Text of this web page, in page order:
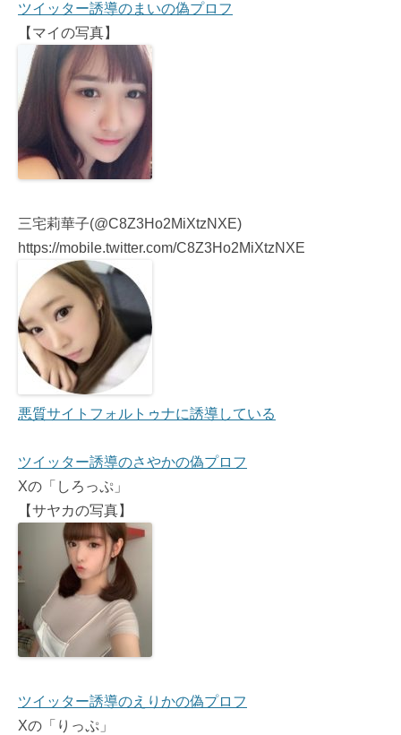
ツイッター誘導のまいの偽プロフ
【マイの写真】
三宅莉華子(@C8Z3Ho2MiXtzNXE)
https://mobile.twitter.com/C8Z3Ho2MiXtzNXE
悪質サイトフォルトゥナに誘導している
ツイッター誘導のさやかの偽プロフ
Xの「しろっぷ」
【サヤカの写真】
ツイッター誘導のえりかの偽プロフ
Xの「りっぷ」